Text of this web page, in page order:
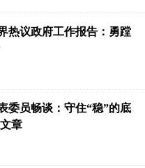
热议政府工作报告：勇蹚
委员畅谈：守住“稳”的底
章